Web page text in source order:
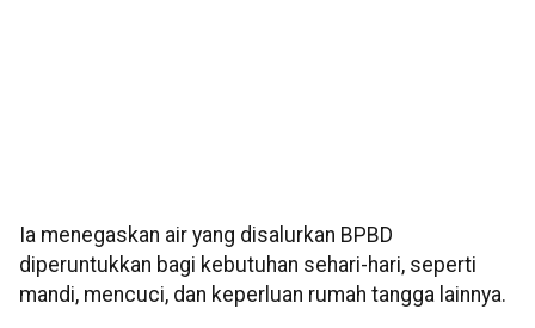
Ia menegaskan air yang disalurkan BPBD
diperuntukkan bagi kebutuhan sehari-hari, seperti
mandi, mencuci, dan keperluan rumah tangga lainnya.